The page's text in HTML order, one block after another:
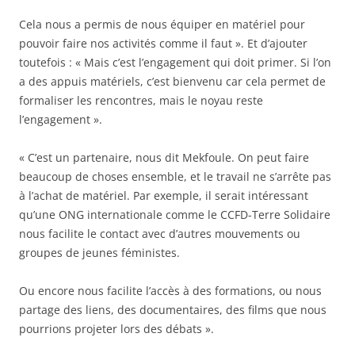
Cela nous a permis de nous équiper en matériel pour
pouvoir faire nos activités comme il faut ». Et d’ajouter
toutefois : « Mais c’est l’engagement qui doit primer. Si l’on
a des appuis matériels, c’est bienvenu car cela permet de
formaliser les rencontres, mais le noyau reste
l’engagement ».
« C’est un partenaire, nous dit Mekfoule. On peut faire
beaucoup de choses ensemble, et le travail ne s’arrête pas
à l’achat de matériel. Par exemple, il serait intéressant
qu’une ONG internationale comme le CCFD-Terre Solidaire
nous facilite le contact avec d’autres mouvements ou
groupes de jeunes féministes.
Ou encore nous facilite l’accès à des formations, ou nous
partage des liens, des documentaires, des films que nous
pourrions projeter lors des débats ».